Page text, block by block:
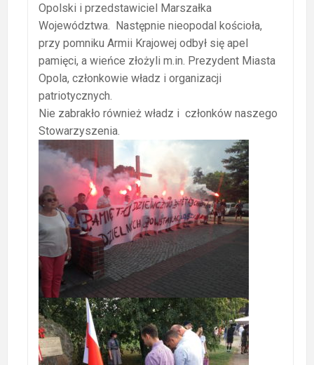
Opolski i przedstawiciel Marszałka
Województwa. Następnie nieopodal kościoła,
przy pomniku Armii Krajowej odbył się apel
pamięci, a wieńce złożyli m.in. Prezydent Miasta
Opola, członkowie władz i organizacji
patriotycznych.
Nie zabrakło również władz i członków naszego
Stowarzyszenia.